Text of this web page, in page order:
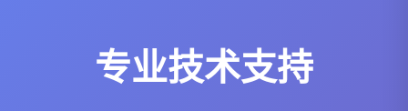
专业技术支持